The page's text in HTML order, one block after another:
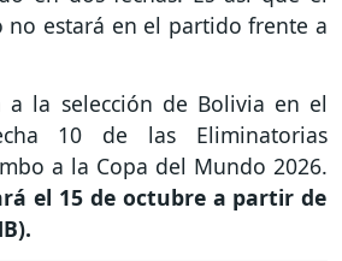
estará en el partido frente a
a la selección de Bolivia en el
10 de las Eliminatorias
a la Copa del Mundo 2026.
el 15 de octubre a partir de